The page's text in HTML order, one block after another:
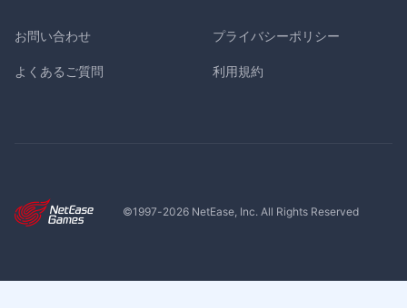
お問い合わせ
よくあるご質問
プライバシーポリシー
利用規約
©1997-2026NetEase, Inc. All Rights Reserved